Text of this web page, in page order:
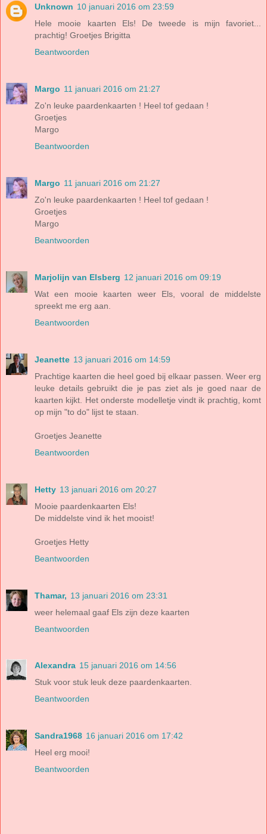
Unknown 10 januari 2016 om 23:59
Hele mooie kaarten Els! De tweede is mijn favoriet...
prachtig! Groetjes Brigitta
Beantwoorden
Margo 11 januari 2016 om 21:27
Zo'n leuke paardenkaarten ! Heel tof gedaan !
Groetjes
Margo
Beantwoorden
Margo 11 januari 2016 om 21:27
Zo'n leuke paardenkaarten ! Heel tof gedaan !
Groetjes
Margo
Beantwoorden
Marjolijn van Elsberg 12 januari 2016 om 09:19
Wat een mooie kaarten weer Els, vooral de middelste
spreekt me erg aan.
Beantwoorden
Jeanette 13 januari 2016 om 14:59
Prachtige kaarten die heel goed bij elkaar passen. Weer erg
leuke details gebruikt die je pas ziet als je goed naar de
kaarten kijkt. Het onderste modelletje vindt ik prachtig, komt
op mijn "to do" lijst te staan.
Groetjes Jeanette
Beantwoorden
Hetty 13 januari 2016 om 20:27
Mooie paardenkaarten Els!
De middelste vind ik het mooist!
Groetjes Hetty
Beantwoorden
Thamar, 13 januari 2016 om 23:31
weer helemaal gaaf Els zijn deze kaarten
Beantwoorden
Alexandra 15 januari 2016 om 14:56
Stuk voor stuk leuk deze paardenkaarten.
Beantwoorden
Sandra1968 16 januari 2016 om 17:42
Heel erg mooi!
Beantwoorden